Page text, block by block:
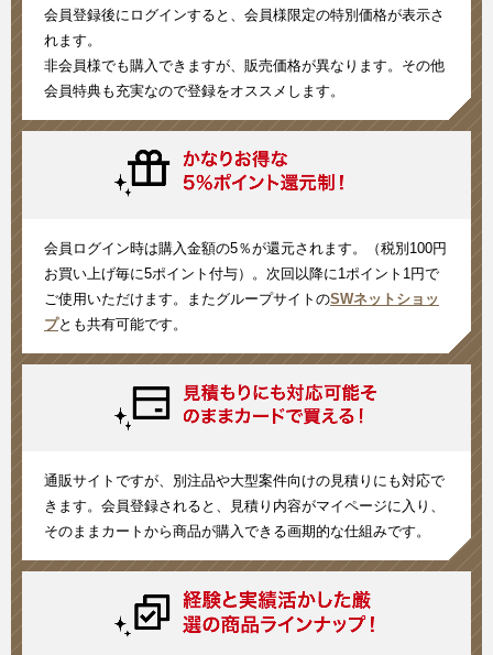
会員登録後にログインすると、会員様限定の特別価格が表示さ
れます。
非会員様でも購入できますが、販売価格が異なります。その他
会員特典も充実なので登録をオススメします。
会員ログイン時は購入金額の5％が還元されます。（税別100円
お買い上げ毎に5ポイント付与）。次回以降に1ポイント1円で
ご使用いただけます。またグループサイトのSWネットショッ
プとも共有可能です。
通販サイトですが、別注品や大型案件向けの見積りにも対応で
きます。会員登録されると、見積り内容がマイページに入り、
そのままカートから商品が購入できる画期的な仕組みです。